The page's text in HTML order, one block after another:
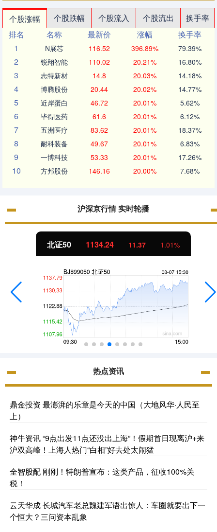
个股涨幅 个股跌幅 个股流入 个股流出
换手率
排名
名称 最新价 涨幅
换手率
1
N展芯 116.52 396.89% 79.39%
2 锐翔智能 110.02 20.21% 16.80%
3 志特新材 14.8 20.03% 14.18%
4 博腾股份 20.44 20.02% 14.77%
5 近岸蛋白 46.72 20.01% 5.62%
6 毕得医药 61.6 20.01% 6.12%
7 五洲医疗 83.62 20.01% 18.37%
8 耐科装备 49.67 20.01% 6.83%
9 一博科技 53.33 20.01% 17.26%
10 方邦股份 146.16 20.00% 7.68%
沪深京行情 实时轮播
北证50 1134.24 11.37 1.01%
热点资讯
鼎金投资 最澎湃的乐章是今天的中国（大地风华·人民至
上）
神牛资讯 “9点出发11点还没出上海”！假期首日现离沪+来
沪双高峰！上海人热门“白相”好去处太闹猛
全智股配 刚刚！特朗普宣布：这类产品，征收100%关
税！
云天华成 长城汽车老总魏建军语出惊人：车圈就要出下一
个恒大？三问资本乱象